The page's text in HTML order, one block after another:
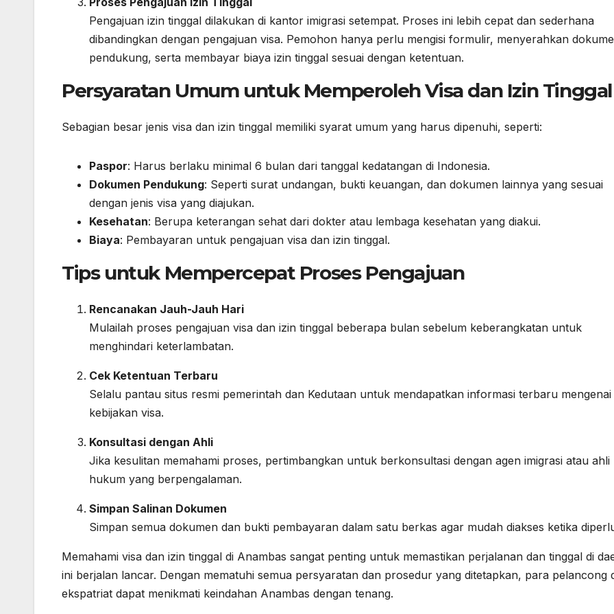
Pengajuan izin tinggal dilakukan di kantor imigrasi setempat. Proses ini lebih cepat dan sederhana
dibandingkan dengan pengajuan visa. Pemohon hanya perlu mengisi formulir, menyerahkan
pendukung, serta membayar biaya izin tinggal sesuai dengan ketentuan.
Persyaratan Umum untuk Memperoleh Visa dan Izin Tinggal
Sebagian besar jenis visa dan izin tinggal memiliki syarat umum yang harus dipenuhi, seperti:
Paspor: Harus berlaku minimal 6 bulan dari tanggal kedatangan di Indonesia.
Dokumen Pendukung: Seperti surat undangan, bukti keuangan, dan dokumen lainnya yang sesuai
dengan jenis visa yang diajukan.
Kesehatan: Berupa keterangan sehat dari dokter atau lembaga kesehatan yang diakui.
Biaya: Pembayaran untuk pengajuan visa dan izin tinggal.
Tips untuk Mempercepat Proses Pengajuan
Rencanakan Jauh-Jauh Hari
Mulailah proses pengajuan visa dan izin tinggal beberapa bulan sebelum keberangkatan untuk
menghindari keterlambatan.
Cek Ketentuan Terbaru
Selalu pantau situs resmi pemerintah dan Kedutaan untuk mendapatkan informasi terbaru mengenai
kebijakan visa.
Konsultasi dengan Ahli
Jika kesulitan memahami proses, pertimbangkan untuk berkonsultasi dengan agen imigrasi atau ahli
hukum yang berpengalaman.
Simpan Salinan Dokumen
Simpan semua dokumen dan bukti pembayaran dalam satu berkas agar mudah diakses ketika
Memahami visa dan izin tinggal di Anambas sangat penting untuk memastikan perjalanan dan tinggal di
ini berjalan lancar. Dengan mematuhi semua persyaratan dan prosedur yang ditetapkan, para pelancong
ekspatriat dapat menikmati keindahan Anambas dengan tenang.